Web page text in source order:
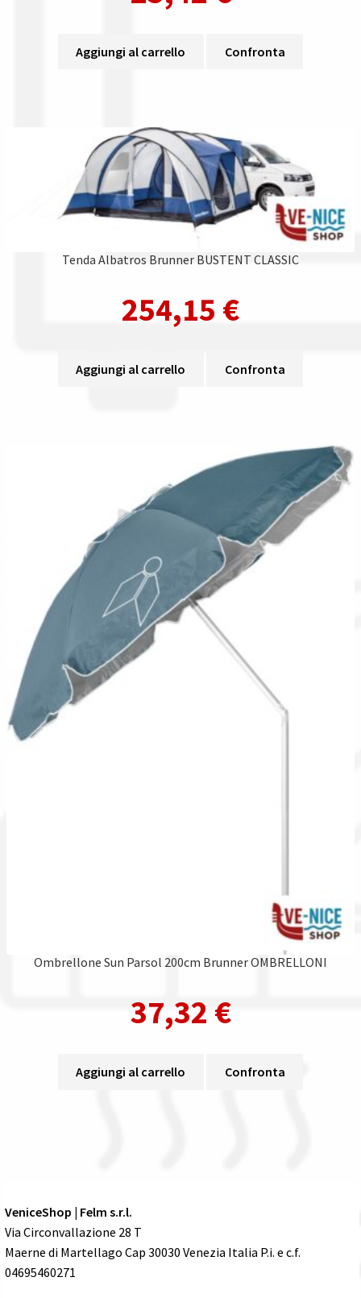
Aggiungi al carrello Confronta
Tenda Albatros Brunner BUSTENT CLASSIC
254,15 €
Aggiungi al carrello Confronta
Ombrellone Sun Parsol 200cm Brunner OMBRELLONI
37,32 €
Aggiungi al carrello Confronta
VeniceShop | Felm s.r.l.
Via Circonvallazione 28 T
Maerne di Martellago Cap 30030 Venezia Italia P.i. e c.f.
04695460271